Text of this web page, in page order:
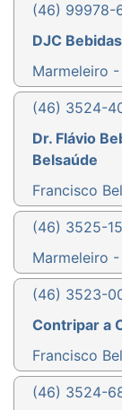
(46) 99978-
DJC
Marmeleiro -
(46) 3524-
Dr. Flávio
Belsaúde
Francisco
(46) 3525-
Marmeleiro -
(46) 3523-
Contripar a
Francisco
(46) 3524-